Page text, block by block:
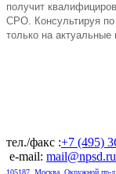
получит
СРО. Консультируя
только на
тел./факс :+7 (495)
e-mail: mail@npsd.ru
105187, Москва, Окружной пр-д,